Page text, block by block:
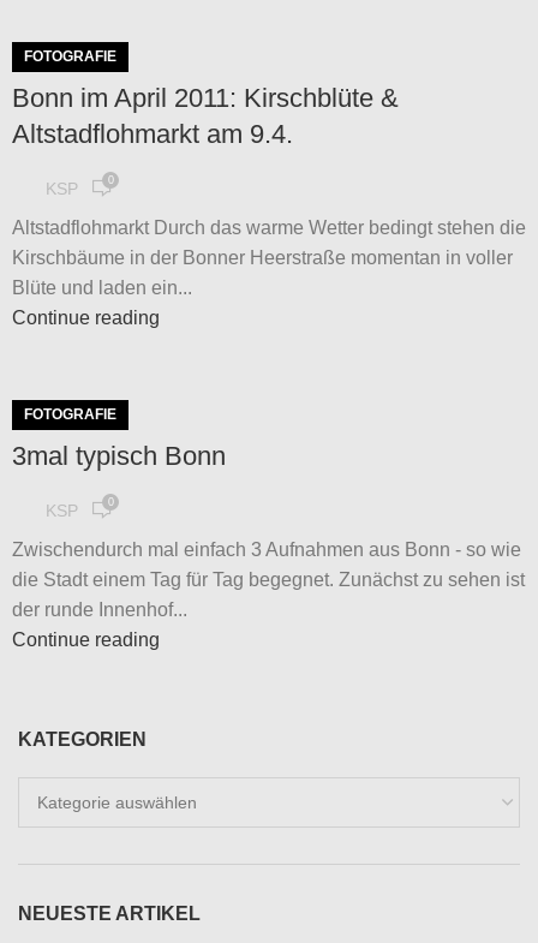
FOTOGRAFIE
Bonn im April 2011: Kirschblüte &
Altstadflohmarkt am 9.4.
KSP 0
Altstadflohmarkt Durch das warme Wetter bedingt stehen die
Kirschbäume in der Bonner Heerstraße momentan in voller
Blüte und laden ein...
Continue reading
FOTOGRAFIE
3mal typisch Bonn
KSP 0
Zwischendurch mal einfach 3 Aufnahmen aus Bonn - so wie
die Stadt einem Tag für Tag begegnet. Zunächst zu sehen ist
der runde Innenhof...
Continue reading
KATEGORIEN
Kategorien
NEUESTE ARTIKEL